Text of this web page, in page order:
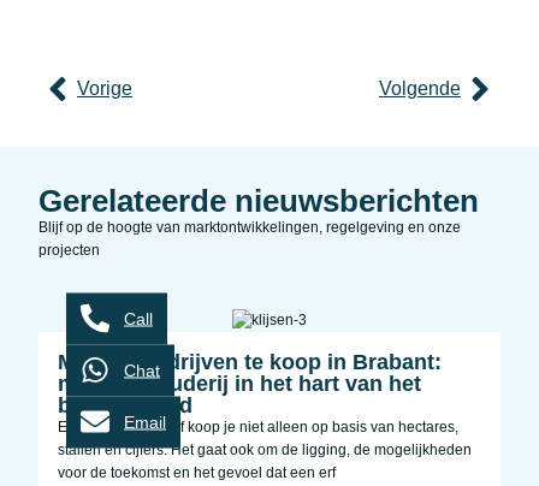
Vorige Volgende
Gerelateerde nieuwsberichten
Blijf op de hoogte van marktontwikkelingen, regelgeving en onze
projecten
Melkveebedrijven te koop in Brabant:
melkveehouderij in het hart van het
buitengebied
Een melkveebedrijf koop je niet alleen op basis van hectares,
stallen en cijfers. Het gaat ook om de ligging, de mogelijkheden
voor de toekomst en het gevoel dat een erf
Call
Chat
Email